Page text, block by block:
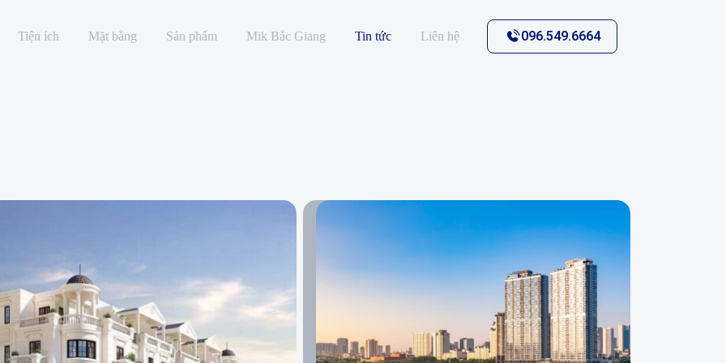
Tiện ích Mặt bằng Sản phẩm Mik Bắc Giang Tin tức Liên hệ 096.549.6664